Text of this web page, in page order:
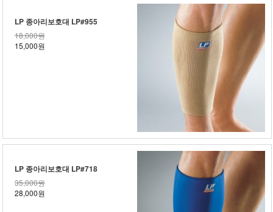
LP 종아리보호대 LP#955
18,000원
15,000원
LP 종아리보호대 LP#718
35,000원
28,000원